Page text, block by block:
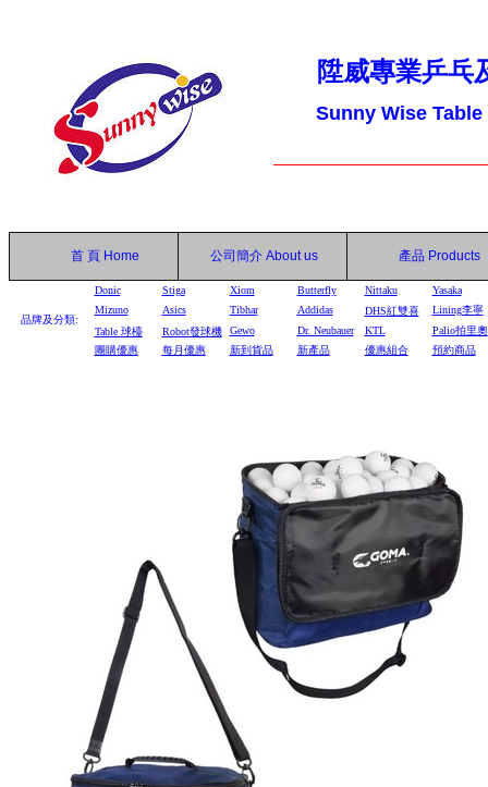
陞威專業乒乓
Sunny Wise
首 頁 Home 公司簡介 About us 產品 Products
品牌及分類:
Donic Stiga Xiom Butterfly Nittaku
Yasaka
Mizuno
Asics Tibhar Addidas DHS紅雙喜
Lining李寧
Table 球檯 Robot發球機 Gewo Dr. Neubauer KTL
Palio拍里奧
團購優惠
每月優惠 新到貨品 新產品 優惠組合 預約商品